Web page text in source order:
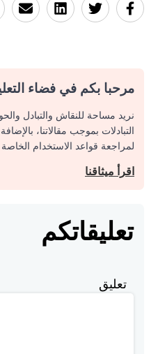
مرحبا بكم في فضاء
نريد مساحة للنقاش والتبادل
التبادلات بموجب مقالاتنا،
لمراجعة قواعد الاستخدام الخاصة
اقرأ ميثاقنا
تعليقاتكم
تعليق